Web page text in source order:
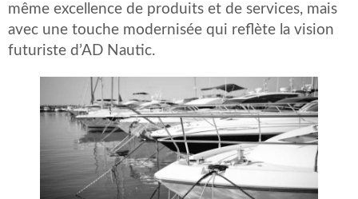
même excellence de produits et de services, mais
avec une touche modernisée qui reflète la vision
futuriste d’AD Nautic.